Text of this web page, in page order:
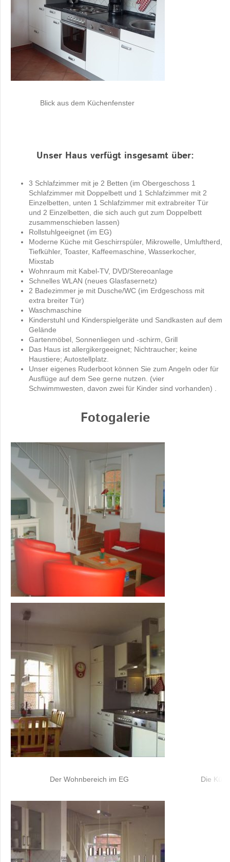
Blick aus dem Küchenfenster
Unser Haus verfügt insgesamt über:
3 Schlafzimmer mit je 2 Betten (im Obergeschoss 1
Schlafzimmer mit Doppelbett und 1 Schlafzimmer mit 2
Einzelbetten, unten 1 Schlafzimmer mit extrabreiter Tür
und 2 Einzelbetten, die sich auch gut zum Doppelbett
zusammenschieben lassen)
Rollstuhlgeeignet (im EG)
Moderne Küche mit Geschirrspüler, Mikrowelle, Umluftherd,
Tiefkühler, Toaster, Kaffeemaschine, Wasserkocher,
Mixstab
Wohnraum mit Kabel-TV, DVD/Stereoanlage
Schnelles WLAN (neues Glasfasernetz)
2 Badezimmer je mit Dusche/WC (im Erdgeschoss mit
extra breiter Tür)
Waschmaschine
Kinderstuhl und Kinderspielgeräte und Sandkasten auf dem
Gelände
Gartenmöbel, Sonnenliegen und -schirm, Grill
Das Haus ist allergikergeeignet; Nichtraucher; keine
Haustiere; Autostellplatz.
Unser eigenes Ruderboot können Sie zum Angeln oder für
Ausflüge auf dem See gerne nutzen. (vier
Schwimmwesten, davon zwei für Kinder sind vorhanden) .
Fotogalerie
Der Wohnbereich im EG Die